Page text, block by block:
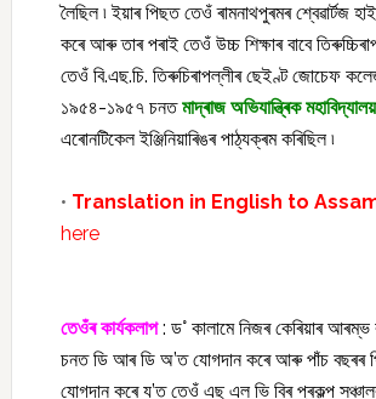
লৈছিল ৷ ইয়াৰ পিছত তেওঁ ৰামনাথপুৰমৰ শ্বেৱাৰ্টজ
কৰে আৰু তাৰ পৰাই তেওঁ উচ্চ শিক্ষাৰ বাবে
তেওঁ বি.এছ.চি. তিৰুচিৰাপল্লীৰ ছেইণ্ট জোচেফ
১৯৫৪-১৯৫৭ চনতমাদ্ৰাজ অভিযান্ত্ৰিক মহাবিদ্যালয়
এৰোনটিকেল ইঞ্জিনিয়াৰিঙৰ পাঠ্যক্ৰম কৰিছিল ৷
• Translation in English to
here
তেওঁৰ কাৰ্যকলাপ: ড° কালামে নিজৰ কেৰিয়াৰ আৰম্ভ
চনত ডি আৰ ডি অ’ত যোগদান কৰে আৰু পাঁচ বছৰৰ
যোগদান কৰে য’ত তেওঁ এছ এল ভি বিৰ প্ৰকল্প